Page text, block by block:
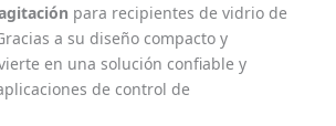
para recipientes de vidrio de
a su diseño compacto y
en una solución confiable y
de control de